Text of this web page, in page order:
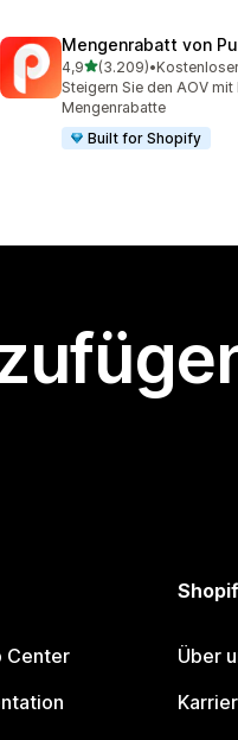
Mengenrabatt von
4,9von 5 Sternen
(3.209)
3209 Rezensionen
•
Steigern Sie den AOV
Mengenrabatte
Built for Shopify
Center
Über